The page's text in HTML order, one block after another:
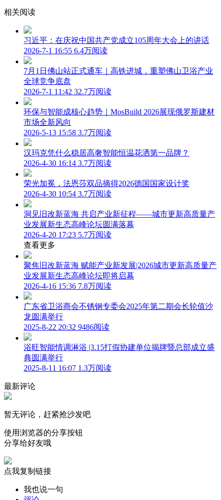
相关阅读
习近平：在庆祝中国共产党成立105周年大会上的讲话
2026-7-1 16:55 6.4万阅读
7月1日佛山站正式通车｜高铁进城，重塑佛山卫浴产业
全球竞争底盘
2026-7-1 11:42 32.7万阅读
环保与智能成核心趋势｜MosBuild 2026展现俄罗斯建材
市场全新风向
2026-5-13 15:58 3.7万阅读
汉玛克凭什么稳居高奢智能恒温花洒第一品牌？
2026-4-30 16:14 3.7万阅读
荣光加冕，法恩莎双品摘得2026德国国家设计奖
2026-4-30 10:54 3.7万阅读
洞见旧改新蓝海 共启产业新征程——城市更新高质量产
业发展新生态高峰论坛圆满落幕
2026-4-20 17:23 5.7万阅读
查看更多
聚焦旧改新蓝海 赋能产业新发展|2026城市更新高质量产
业发展新生态高峰论坛即将启幕
2026-4-16 15:36 7.8万阅读
广东省卫浴商会不锈钢专委会2025年第二期会长轮值沙
龙圆满举行
2025-8-22 20:32 9486阅读
浴旺智能情调淋浴 |3.15打假协建单位揭牌暨总部成立盛
典圆满举行
2025-8-11 16:07 1.3万阅读
最新评论
暂无评论，赶紧抢沙发吧
使用浏览器的分享按钮
分享给好友哦
点我复制链接
我也说一句